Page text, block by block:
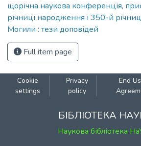
щорічна наукова конференція,
річниці народження і 350-й
Могили : тези доповідей
Full item page
Cookie
settings
Privacy
policy
End
БІБЛІОТЕКА
Наукова бібліотека